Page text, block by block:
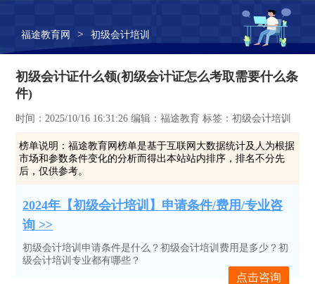
福途教育网 > 初级会计培训
初级会计证什么领(初级会计证怎么考取需要什么条
件)
时间：2025/10/16 16:31:26 编辑：福途教育 标签：初级会计培训
榜单说明：福途教育网榜单是基于互联网大数据统计及人为根据
市场和参数条件变化的分析而得出本站站内排序，排名不分先
后，仅供参考。
2024年【初级会计培训】申请条件/费用/专业咨
询 >>
初级会计培训申请条件是什么？初级会计培训费用是多少？初
级会计培训专业都有哪些？
点击咨询